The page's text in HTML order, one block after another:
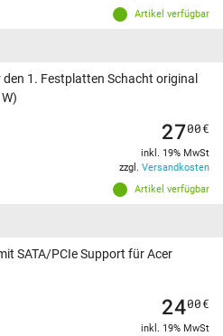
Artikel verfügbar
1. Festplatten Schacht original
Artikel verfügbar
2700€
inkl. 19% MwSt
zzgl. Versandkosten
SATA/PCIe Support für Acer
2400€
inkl. 19% MwSt